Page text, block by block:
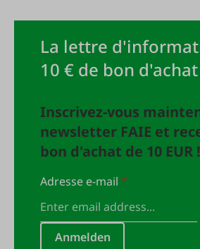
La lettre
10 € de bon d'achat
Inscrivez-vous
newsletter FAIE et
bon d'achat de 10 EUR !
Adresse e-mail*
Anmelden